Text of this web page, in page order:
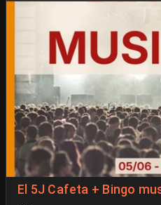
El 5J Cafeta + Bingo